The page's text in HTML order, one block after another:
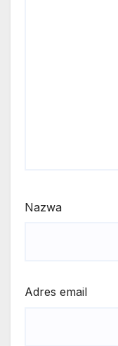
Nazwa
Adres email